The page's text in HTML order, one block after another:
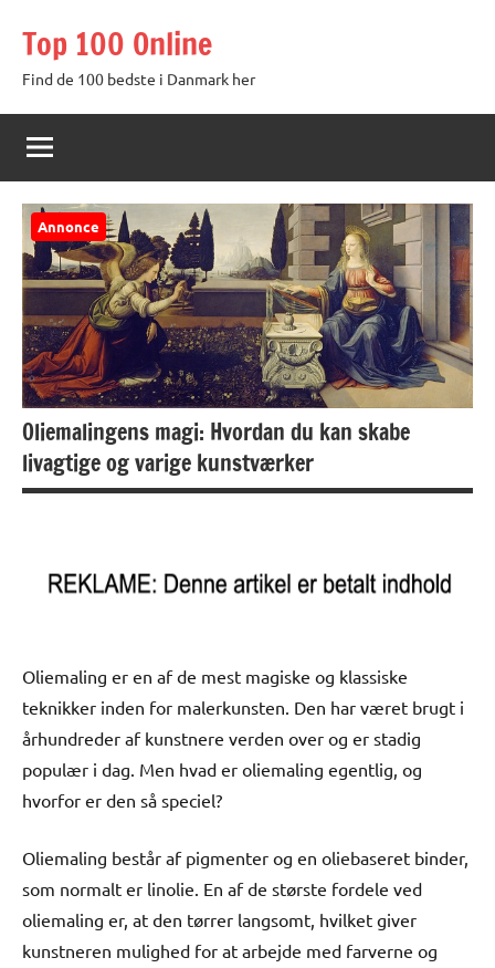
indhold
Top 100 Online
Find de 100 bedste i Danmark her
Annonce
Oliemalingens magi: Hvordan du kan skabe
livagtige og varige kunstværker
Oliemaling er en af de mest magiske og klassiske
teknikker inden for malerkunsten. Den har været brugt i
århundreder af kunstnere verden over og er stadig
populær i dag. Men hvad er oliemaling egentlig, og
hvorfor er den så speciel?
Oliemaling består af pigmenter og en oliebaseret binder,
som normalt er linolie. En af de største fordele ved
oliemaling er, at den tørrer langsomt, hvilket giver
kunstneren mulighed for at arbejde med farverne og